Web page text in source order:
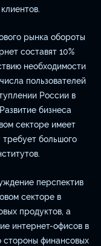
рынка обороты
составят 10%
необходимости
пользователей
России в
бизнеса
секторе имеет
большого
перспектив
секторе в
продуктов, а
интернет-офисов в
стороны финансовых